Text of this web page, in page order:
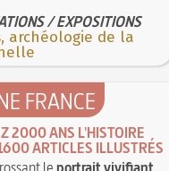
/ EXPOSITIONS
archéologie de la
FRANCE
2000 ANS L'HISTOIRE
ARTICLES ILLUSTRÉS